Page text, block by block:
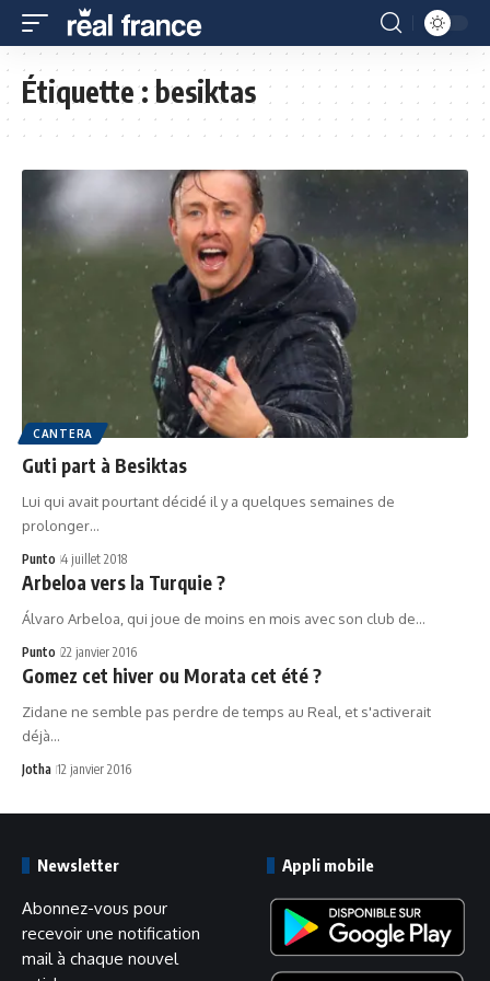
Étiquette :besiktas
CANTERA
Guti part à Besiktas
Lui qui avait pourtant décidé il y a quelques semaines de
prolonger…
Punto 4 juillet 2018
Arbeloa vers la Turquie ?
Álvaro Arbeloa, qui joue de moins en mois avec son club de…
Punto 22 janvier 2016
Gomez cet hiver ou Morata cet été ?
Zidane ne semble pas perdre de temps au Real, et s'activerait
déjà…
Jotha 12 janvier 2016
Newsletter
Abonnez-vous pour
recevoir une notification
mail à chaque nouvel
Appli mobile